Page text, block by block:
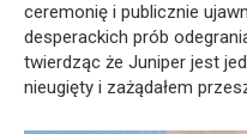
ceremonię i publicznie
desperackich prób
twierdząc że Juniper jest
nieugięty i zażądałem